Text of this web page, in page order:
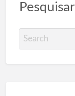
Pesquisar
a